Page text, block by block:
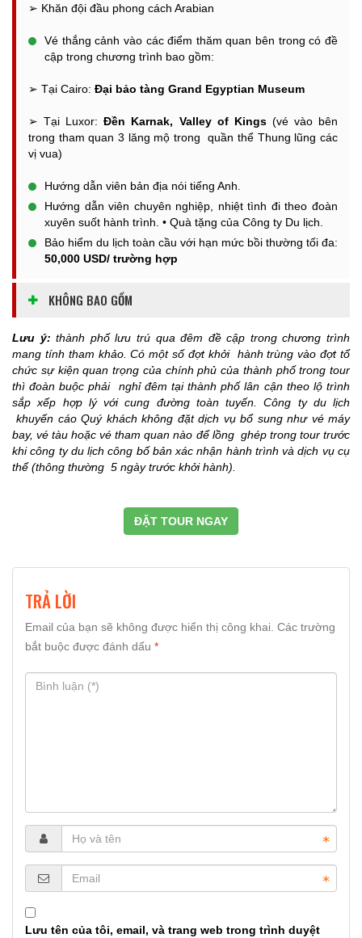
➢ Khăn đội đầu phong cách Arabian
Vé thắng cảnh vào các điểm thăm quan bên trong có đề
cập trong chương trình bao gồm:
➢ Tại Cairo: Đại bảo tàng Grand Egyptian Museum
➢Tại Luxor:Đền Karnak, Valley of Kings (vé vào bên
trong tham quan 3 lăng mộ trong quần thể Thung lũng các
vị vua)
Hướng dẫn viên bản địa nói tiếng Anh.
Hướng dẫn viên chuyên nghiệp, nhiệt tình đi theo đoàn
xuyên suốt hành trình. • Quà tặng của Công ty Du lịch.
Bảo hiểm du lịch toàn cầu với hạn mức bồi thường tối đa:
50,000 USD/ trường hợp
KHÔNG BAO GỒM
Lưu ý:thành phố lưu trú qua đêm đề cập trong chương trình
mang tính tham khảo. Có một số đợt khởi hành trùng vào đợt tổ
chức sự kiện quan trọng của chính phủ của thành phố trong tour
thì đoàn buộc phải
nghỉ đêm tại thành phố lân cận theo lộ trình
sắp xếp hợp lý với cung đường toàn tuyến. Công ty du lịch
khuyến cáo Quý khách không đặt dịch vụ bổ sung như vé máy
bay, vé tàu hoặc vé tham quan nào để lồng ghép trong tour trước
khi công ty du lịch công bố bản xác nhận hành trình và dịch vụ cụ
thể (thông thường 5 ngày trước khởi hành).
ĐẶT TOUR NGAY
TRẢ LỜI
Email của bạn sẽ không được hiển thị công khai. Các trường
bắt buộc được đánh dấu *
Lưu tên của tôi, email, và trang web trong trình duyệt